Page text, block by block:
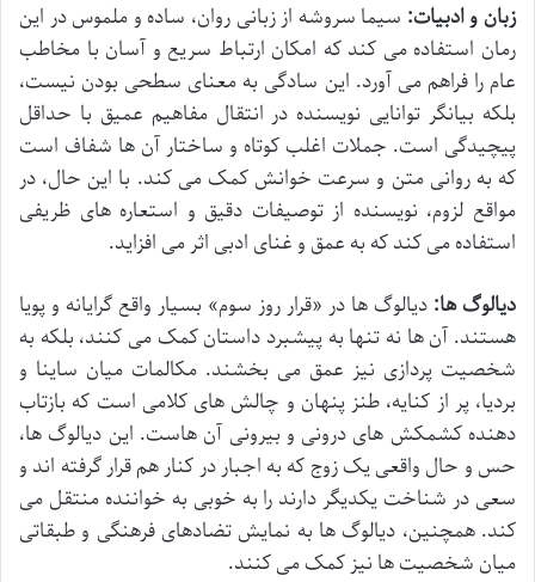
زبان و ادبیات: سیما سروشه از زبانی روان، ساده و ملموس در این
رمان استفاده می کند که امکان ارتباط سریع و آسان با مخاطب
عام را فراهم می آورد. این سادگی به معنای سطحی بودن نیست،
بلکه بیانگر توانایی نویسنده در انتقال مفاهیم عمیق با حداقل
پیچیدگی است. جملات اغلب کوتاه و ساختار آن ها شفاف است
که به روانی متن و سرعت خوانش کمک می کند. با این حال، در
مواقع لزوم، نویسنده از توصیفات دقیق و استعاره های ظریفی
استفاده می کند که به عمق و غنای ادبی اثر می افزاید.
دیالوگ ها: دیالوگ ها در «قرار روز سوم» بسیار واقع گرایانه و پویا
هستند. آن ها نه تنها به پیشبرد داستان کمک می کنند، بلکه به
شخصیت پردازی نیز عمق می بخشند. مکالمات میان ساینا و
بردیا، پر از کنایه، طنز پنهان و چالش های کلامی است که بازتاب
دهنده کشمکش های درونی و بیرونی آن هاست. این دیالوگ ها،
حس و حال واقعی یک زوج که به اجبار در کنار هم قرار گرفته اند و
سعی در شناخت یکدیگر دارند را به خوبی به خواننده منتقل می
کند. همچنین، دیالوگ ها به نمایش تضادهای فرهنگی و طبقاتی
میان شخصیت ها نیز کمک می کنند.